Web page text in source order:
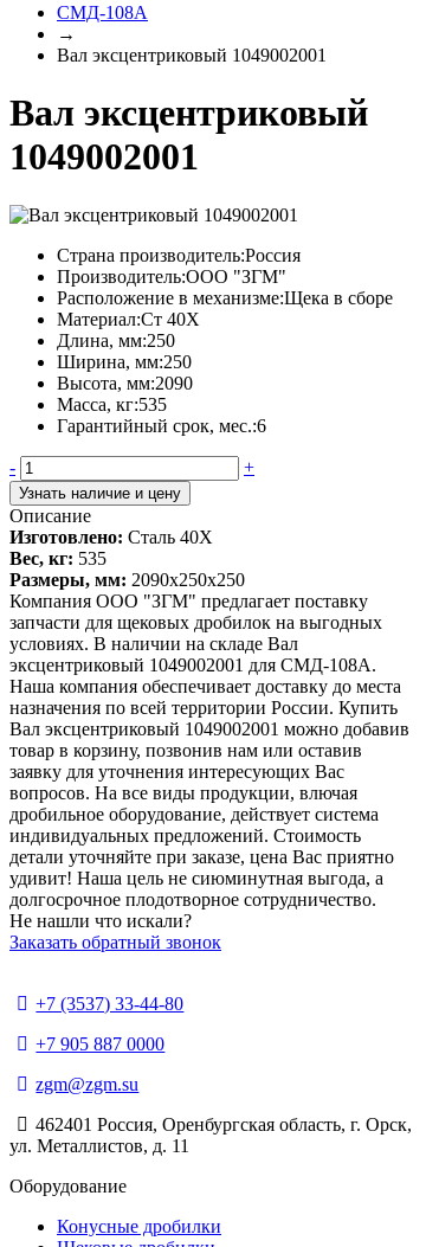
СМД-108А
→
Вал эксцентриковый 1049002001
Вал эксцентриковый
1049002001
Страна производитель:Россия
Производитель:ООО "ЗГМ"
Расположение в механизме:Щека в сборе
Материал:Ст 40Х
Длина, мм:250
Ширина, мм:250
Высота, мм:2090
Масса, кг:535
Гарантийный срок, мес.:6
- +
Узнать наличие и цену
Описание
Изготовлено: Сталь 40Х
Вес, кг: 535
Размеры, мм: 2090х250х250
Компания ООО "ЗГМ" предлагает поставку
запчасти для щековых дробилок на выгодных
условиях. В наличии на складе Вал
эксцентриковый 1049002001 для СМД-108А.
Наша компания обеспечивает доставку до места
назначения по всей территории России. Купить
Вал эксцентриковый 1049002001 можно добавив
товар в корзину, позвонив нам или оставив
заявку для уточнения интересующих Вас
вопросов. На все виды продукции, влючая
дробильное оборудование, действует система
индивидуальных предложений. Стоимость
детали уточняйте при заказе, цена Вас приятно
удивит! Наша цель не сиюминутная выгода, а
долгосрочное плодотворное сотрудничество.
Не нашли что искали?
Заказать обратный звонок
+7 (3537) 33-44-80
+7 905 887 0000
zgm@zgm.su
462401 Россия, Оренбургская область, г. Орск,
ул. Металлистов, д. 11
Оборудование
Конусные дробилки